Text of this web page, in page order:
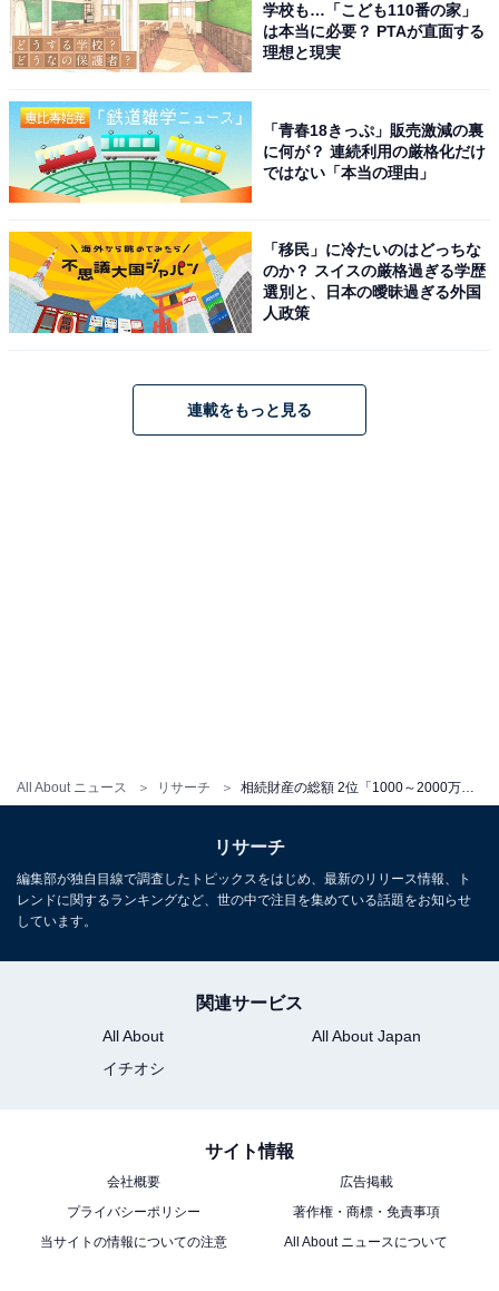
All About ニュース リサーチ
こちらもおすすめ
キング」活用法
学校も…「こども110番の家」
は本当に必要？ PTAが直面する
理想と現実
「青春18きっぷ」販売激減の裏
に何が？ 連続利用の厳格化だけ
ではない「本当の理由」
「移民」に冷たいのはどっちな
のか？ スイスの厳格過ぎる学歴
選別と、日本の曖昧過ぎる外国
人政策
連載をもっと見る
リサーチ
編集部が独自目線で調査したトピックスをはじめ、最新のリリース情報、ト
レンドに関するランキングなど、世の中で注目を集めている話題をお知らせ
しています。
関連サービス
All About
All About Japan
イチオシ
サイト情報
会社概要
広告掲載
プライバシーポリシー
著作権・商標・免責事項
当サイトの情報についての注意
All About ニュースについて